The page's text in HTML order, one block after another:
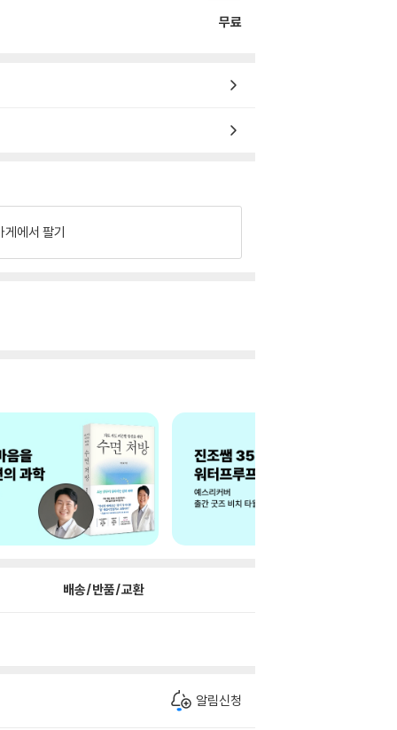
무료
게에서 팔기
배송/반품/교환
알림신청